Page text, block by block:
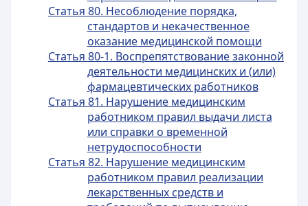
Статья 80. Несоблюдение порядка,
стандартов и некачественное
оказание медицинской помощи
Статья 80-1. Воспрепятствование законной
деятельности медицинских и (или)
фармацевтических работников
Статья 81. Нарушение медицинским
работником правил выдачи листа
или справки о временной
нетрудоспособности
Статья 82. Нарушение медицинским
работником правил реализации
лекарственных средств и